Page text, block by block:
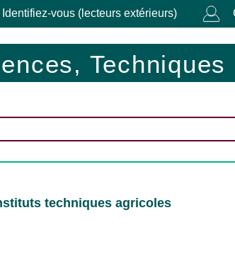
Identifiez-vous (lecteurs extérieurs)
Techniques
techniques agricoles